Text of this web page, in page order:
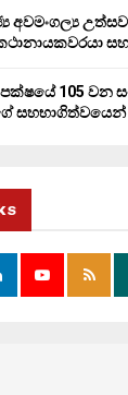
අවමංගල්‍ය
105 වන